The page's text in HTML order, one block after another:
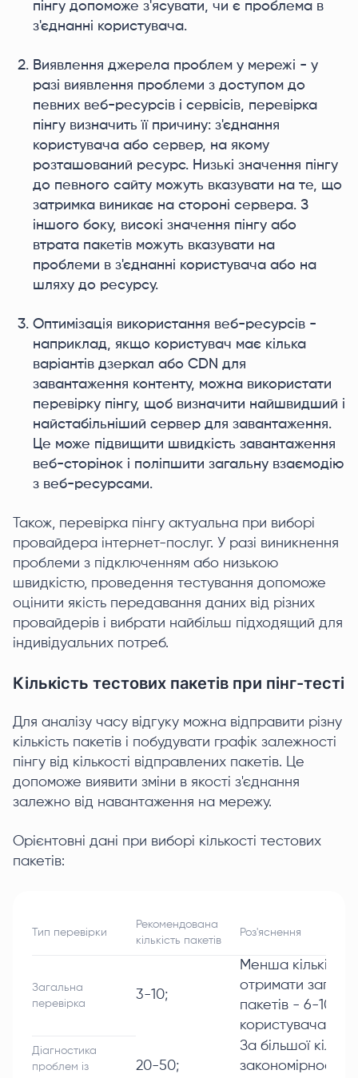
пінгу допоможе з'ясувати, чи є проблема в
з'єднанні користувача.
Виявлення джерела проблем у мережі - у
разі виявлення проблеми з доступом до
певних веб-ресурсів і сервісів, перевірка
пінгу визначить її причину: з'єднання
користувача або сервер, на якому
розташований ресурс. Низькі значення пінгу
до певного сайту можуть вказувати на те, що
затримка виникає на стороні сервера. З
іншого боку, високі значення пінгу або
втрата пакетів можуть вказувати на
проблеми в з'єднанні користувача або на
шляху до ресурсу.
Оптимізація використання веб-ресурсів -
наприклад, якщо користувач має кілька
варіантів дзеркал або CDN для
завантаження контенту, можна використати
перевірку пінгу, щоб визначити найшвидший і
найстабільніший сервер для завантаження.
Це може підвищити швидкість завантаження
веб-сторінок і поліпшити загальну взаємодію
з веб-ресурсами.
Також, перевірка пінгу актуальна при виборі
провайдера інтернет-послуг. У разі виникнення
проблеми з підключенням або низькою
швидкістю, проведення тестування допоможе
оцінити якість передавання даних від різних
провайдерів і вибрати найбільш підходящий для
індивідуальних потреб.
Кількість тестових пакетів при пінг-тесті
Для аналізу часу відгуку можна відправити різну
кількість пакетів і побудувати графік залежності
пінгу від кількості відправлених пакетів. Це
допоможе виявити зміни в якості з'єднання
залежно від навантаження на мережу.
Орієнтовні дані при виборі кількості тестових
пакетів:
Тип перевірки
Рекомендована
кількість пакетів
Роз'яснення
Загальна
перевірка
3-10;
Менша
отримати
пакетів - 6-10,
користувача
Діагностика
проблем із
20-50;
За більшої
закономірності